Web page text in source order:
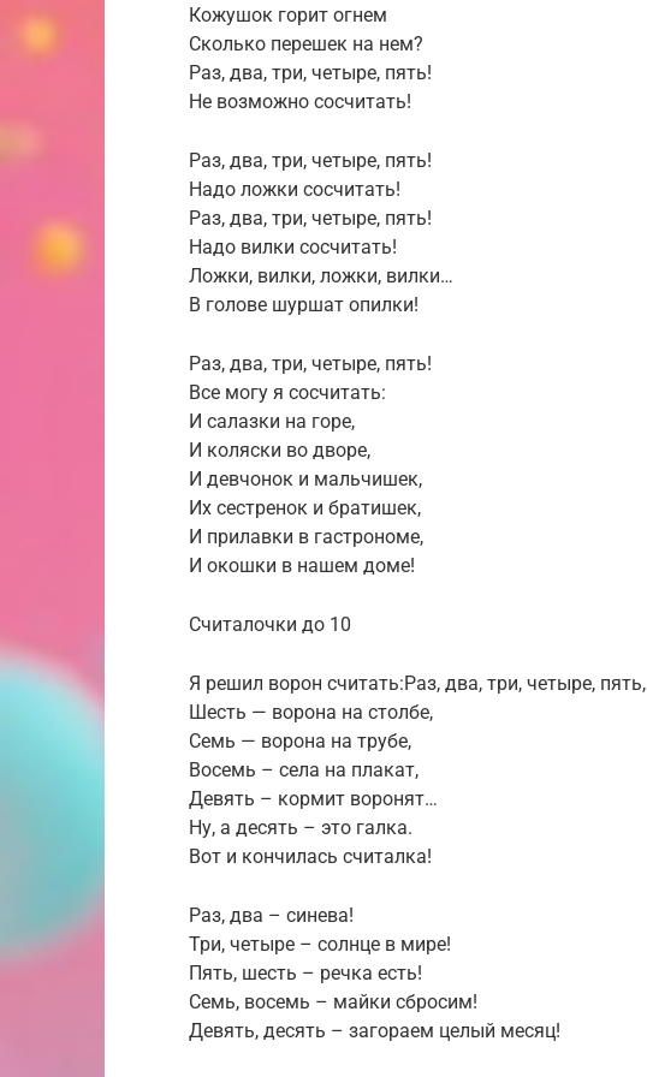
Кожушок горит огнем
Сколько перешек на нем?
Раз, два, три, четыре, пять!
Не возможно сосчитать!
Раз, два, три, четыре, пять!
Надо ложки сосчитать!
Раз, два, три, четыре, пять!
Надо вилки сосчитать!
Ложки, вилки, ложки, вилки…
В голове шуршат опилки!
Раз, два, три, четыре, пять!
Все могу я сосчитать:
И салазки на горе,
И коляски во дворе,
И девчонок и мальчишек,
Их сестренок и братишек,
И прилавки в гастрономе,
И окошки в нашем доме!
Считалочки до 10
Я решил ворон считать:Раз, два, три, четыре, пять,
Шесть — ворона на столбе,
Семь — ворона на трубе,
Восемь – села на плакат,
Девять – кормит воронят…
Ну, а десять – это галка.
Вот и кончилась считалка!
Раз, два – синева!
Три, четыре – солнце в мире!
Пять, шесть – речка есть!
Семь, восемь – майки сбросим!
Девять, десять – загораем целый месяц!